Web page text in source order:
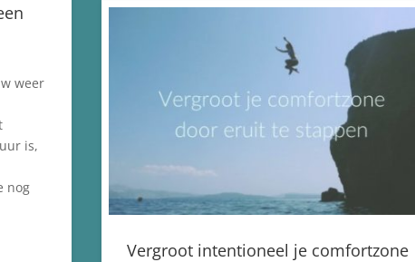
weer
is,
nog
Vergroot intentioneel je comfortzone